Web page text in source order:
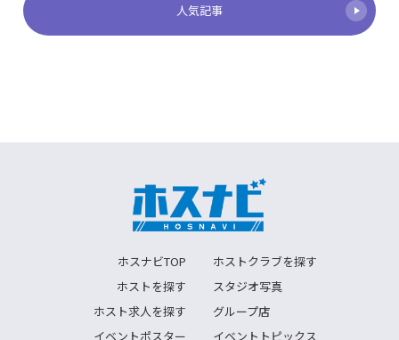
人気記事
ホスナビTOP
ホストクラブを探す
ホストを探す
スタジオ写真
ホスト求人を探す
グループ店
イベントポスター
イベントトピックス